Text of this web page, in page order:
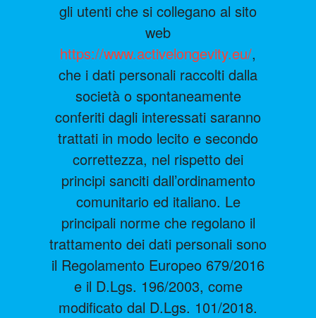
gli utenti che si collegano al sito
web
https://www.activelongevity.eu/,
che i dati personali raccolti dalla
società o spontaneamente
conferiti dagli interessati saranno
trattati in modo lecito e secondo
correttezza, nel rispetto dei
principi sanciti dall’ordinamento
comunitario ed italiano. Le
principali norme che regolano il
trattamento dei dati personali sono
il Regolamento Europeo 679/2016
e il D.Lgs. 196/2003, come
modificato dal D.Lgs. 101/2018.